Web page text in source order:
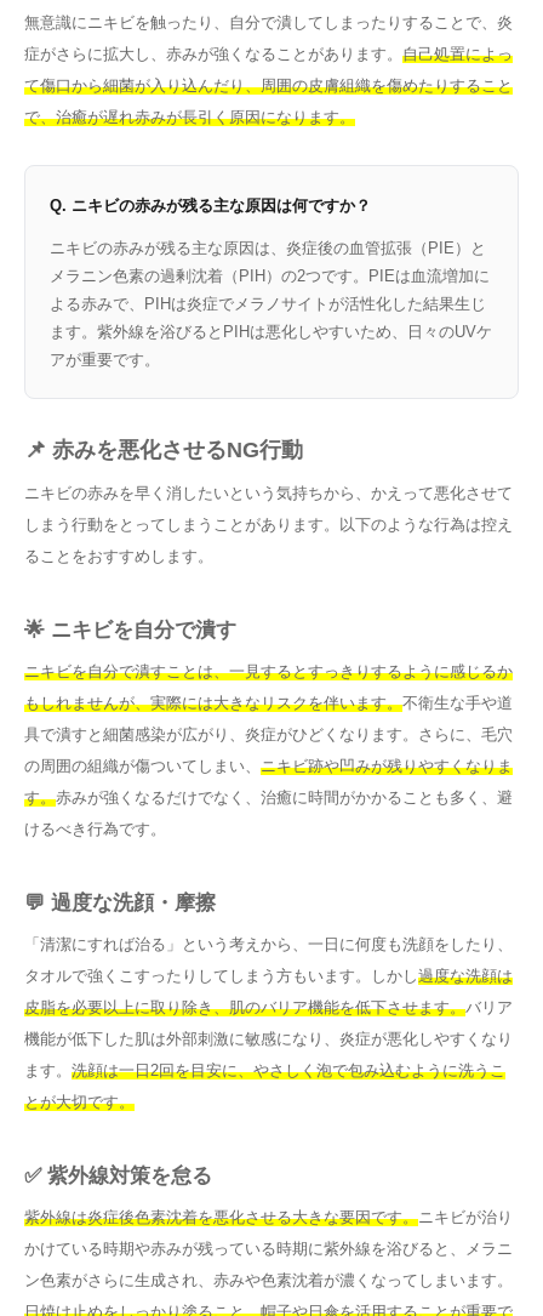
無意識にニキビを触ったり、自分で潰してしまったりすることで、炎
症がさらに拡大し、赤みが強くなることがあります。 自己処置によっ
て傷口から細菌が入り込んだり、周囲の皮膚組織を傷めたりすること
で、治癒が遅れ赤みが長引く原因になります。
Q. ニキビの赤みが残る主な原因は何ですか？
ニキビの赤みが残る主な原因は、炎症後の血管拡張（PIE）と
メラニン色素の過剰沈着（PIH）の2つです。PIEは血流増加に
よる赤みで、PIHは炎症でメラノサイトが活性化した結果生じ
ます。紫外線を浴びるとPIHは悪化しやすいため、日々のUVケ
アが重要です。
📌 赤みを悪化させるNG行動
ニキビの赤みを早く消したいという気持ちから、かえって悪化させて
しまう行動をとってしまうことがあります。以下のような行為は控え
ることをおすすめします。
🌟 ニキビを自分で潰す
ニキビを自分で潰すことは、一見するとすっきりするように感じるか
もしれませんが、実際には大きなリスクを伴います。不衛生な手や道
具で潰すと細菌感染が広がり、炎症がひどくなります。さらに、毛穴
の周囲の組織が傷ついてしまい、 ニキビ跡や凹みが残りやすくなりま
す。赤みが強くなるだけでなく、治癒に時間がかかることも多く、避
けるべき行為です。
💬 過度な洗顔・摩擦
「清潔にすれば治る」という考えから、一日に何度も洗顔をしたり、
タオルで強くこすったりしてしまう方もいます。しかし過度な洗顔は
皮脂を必要以上に取り除き、肌のバリア機能を低下させます。バリア
機能が低下した肌は外部刺激に敏感になり、炎症が悪化しやすくなり
ます。 洗顔は一日2回を目安に、やさしく泡で包み込むように洗うこ
とが大切です。
✅ 紫外線対策を怠る
紫外線は炎症後色素沈着を悪化させる大きな要因です。ニキビが治り
かけている時期や赤みが残っている時期に紫外線を浴びると、メラニ
ン色素がさらに生成され、赤みや色素沈着が濃くなってしまいます。
日焼け止めをしっかり塗ること、帽子や日傘を活用することが重要で